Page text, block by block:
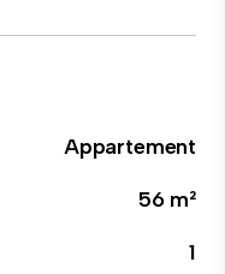
Appartement
56 m²
1